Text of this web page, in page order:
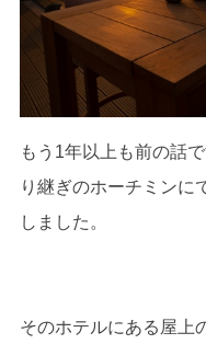
もう1年以上も前の話
り継ぎのホーチミンに
しました。
そのホテルにある屋上